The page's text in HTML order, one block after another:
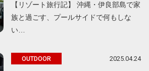
【リゾート旅行記】 沖縄・伊良部島で家
族と過ごす、プールサイドで何もしな
い…
OUTDOOR 2025.04.24